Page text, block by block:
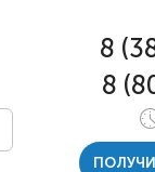
8
8